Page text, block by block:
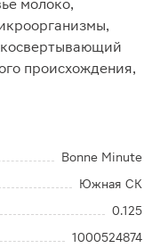
молоко,
происхождения,
Bonne Minute
Южная СК
0.125
1000524874